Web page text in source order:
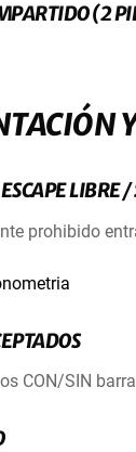
(2
LIBRE
prohibido
CON/SIN